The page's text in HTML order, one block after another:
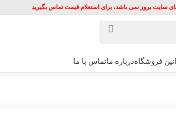
سایت بروز نمی باشد، برای استعلام قیمت تماس بگیرید
فروشگاهدرباره ماتماس با ما